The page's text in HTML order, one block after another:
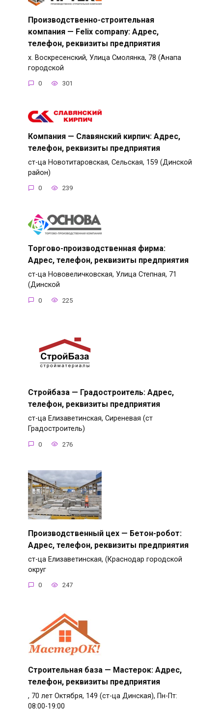
Производственно-строительная
компания — Felix company: Адрес,
телефон, реквизиты предприятия
х. Воскресенский, Улица Смолянка, 78 (Анапа
городской
0 301
Компания — Славянский кирпич: Адрес,
телефон, реквизиты предприятия
ст-ца Новотитаровская, Сельская, 159 (Динской
район)
0 239
Торгово-производственная фирма:
Адрес, телефон, реквизиты предприятия
ст-ца Нововеличковская, Улица Степная, 71
(Динской
0 225
Стройбаза — Градостроитель: Адрес,
телефон, реквизиты предприятия
ст-ца Елизаветинская, Сиреневая (ст
Градостроитель)
0 276
Производственный цех — Бетон-робот:
Адрес, телефон, реквизиты предприятия
ст-ца Елизаветинская, (Краснодар городской
округ
0 247
Строительная база — Мастерок: Адрес,
телефон, реквизиты предприятия
, 70 лет Октября, 149 (ст-ца Динская), Пн-Пт:
08:00-19:00